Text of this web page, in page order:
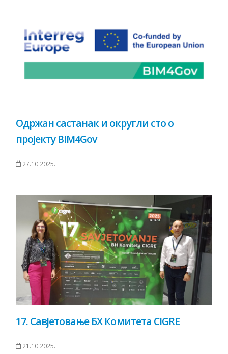
Одржан састанак и округли сто о
пројекту BIM4Gov
27.10.2025.
17. Савјетовање БХ Комитета CIGRE
21.10.2025.